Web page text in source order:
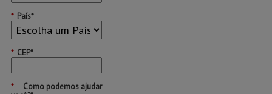
* País*
* CEP*
*
Como podemos ajudar